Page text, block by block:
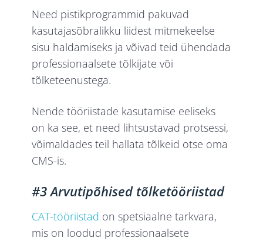
Need pistikprogrammid pakuvad
kasutajasõbralikku liidest mitmekeelse
sisu haldamiseks ja võivad teid ühendada
professionaalsete tõlkijate või
tõlketeenustega.
Nende tööriistade kasutamise eeliseks
on ka see, et need lihtsustavad protsessi,
võimaldades teil hallata tõlkeid otse oma
CMS-is.
#3 Arvutipõhised tõlketööriistad
CAT-tööriistad on spetsiaalne tarkvara,
mis on loodud professionaalsete